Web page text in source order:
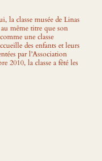
la classe musée de Linas
même titre que son
une classe
des enfants et leurs
par l’Association
2010, la classe a fêté les